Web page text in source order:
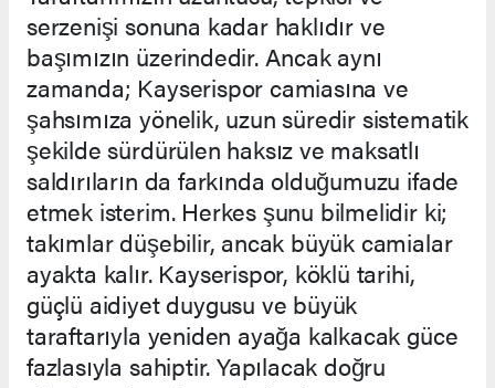
serzenişi sonuna kadar haklıdır ve
başımızın üzerindedir. Ancak aynı
zamanda; Kayserispor camiasına ve
şahsımıza yönelik, uzun süredir sistematik
şekilde sürdürülen haksız ve maksatlı
saldırıların da farkında olduğumuzu ifade
etmek isterim. Herkes şunu bilmelidir ki;
takımlar düşebilir, ancak büyük camialar
ayakta kalır. Kayserispor, köklü tarihi,
güçlü aidiyet duygusu ve büyük
taraftarıyla yeniden ayağa kalkacak güce
fazlasıyla sahiptir. Yapılacak doğru